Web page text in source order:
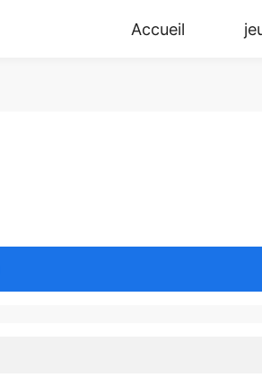
Accueil